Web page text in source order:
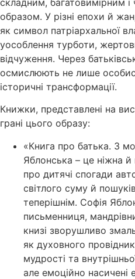
образом. У різні епохи й
як символ патріархальної
уособлення турботи,
відчуження. Через
осмислюють не лише
історичні трансформації.
Книжки, представлені на
грані цього образу:
«Книга про батька. З
Яблонська – це ніжна
про дитячі спогади
світлого суму й
теперішнім. Софія
письменниця,
книзі зворушливо
як духовного
мудрості та
але емоційно насичені